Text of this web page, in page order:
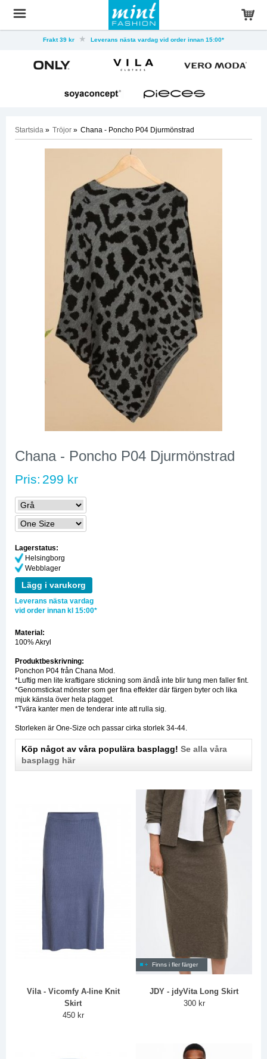
Frakt 39 kr Leverans nästa vardag vid order innan 15:00*
Startsida » Tröjor » Chana - Poncho P04 Djurmönstrad
Chana - Poncho P04 Djurmönstrad
Pris: 299 kr
Lagerstatus:
Helsingborg
Webblager
Lägg i varukorg
Leverans nästa vardag
vid order innan kl 15:00*
Material:
100% Akryl
Produktbeskrivning:
Ponchon P04 från Chana Mod.
*Luftig men lite kraftigare stickning som ändå inte blir tung men faller fint.
*Genomstickat mönster som ger fina effekter där färgen byter och lika
mjuk känsla över hela plagget.
*Tvära kanter men de tenderar inte att rulla sig.
Storleken är One-Size och passar cirka storlek 34-44.
Köp något av våra populära basplagg! Se alla våra
basplagg här
Vila - Vicomfy A-line Knit
Skirt
450 kr
Finns i fler färger
JDY - jdyVita Long Skirt
300 kr